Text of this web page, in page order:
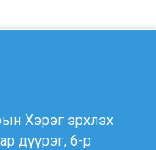
Хэрэг эрхлэх
дүүрэг, 6-р